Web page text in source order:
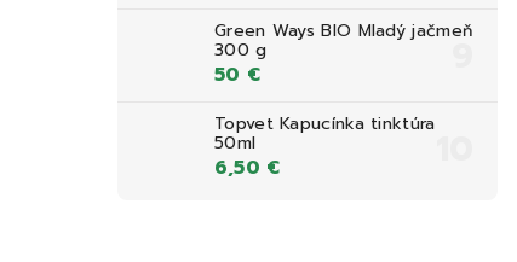
Green Ways BIO Mladý jačmeň
300 g
50 €
Topvet Kapucínka tinktúra
50ml
6,50 €